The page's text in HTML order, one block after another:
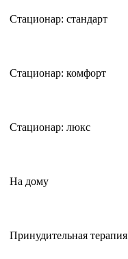
Стационар: стандарт
Стационар: комфорт
Стационар: люкс
На дому
Принудительная терапия